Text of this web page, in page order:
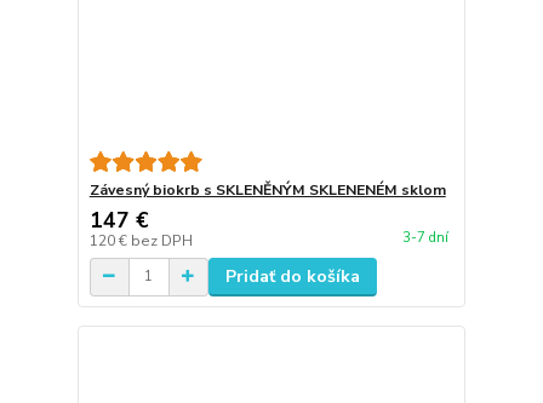
Závesný biokrb s SKLENĚNÝM SKLENENÉM sklom
147 €
120 € bez DPH 3-7 dní
Pridať do košíka